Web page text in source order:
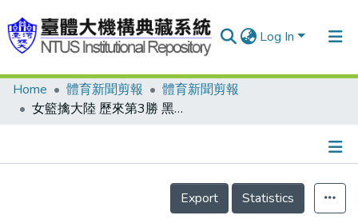
Log In
Communities & Collections
Home 體育新聞剪報
體育新聞剪報
女籃擒大陸 歷來第3勝 黑哨激鬥志 中止6年來對陣的8連敗/遭逢大陸 男女有別 中華一度領先 終場3分吞敗/齊大帥辭世 洪玲瑤含悲作戰
Details
Export
Statistics